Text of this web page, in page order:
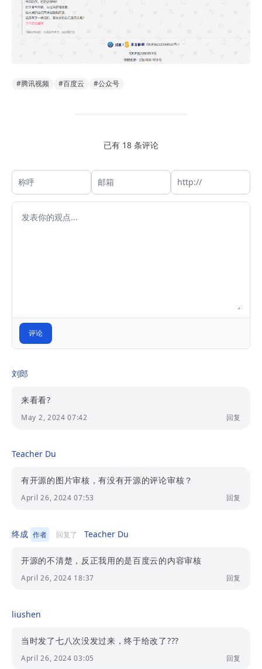
#腾讯视频 #百度云 #公众号
已有 18 条评论
评论
刘郎
来看看?
May 2, 2024 07:42 回复
Teacher Du
有开源的图片审核，有没有开源的评论审核？
April 26, 2024 07:53 回复
终成 作者 回复了 Teacher Du
开源的不清楚，反正我用的是百度云的内容审核
April 26, 2024 18:37 回复
liushen
当时发了七八次没发过来，终于给改了???
April 26, 2024 03:05 回复